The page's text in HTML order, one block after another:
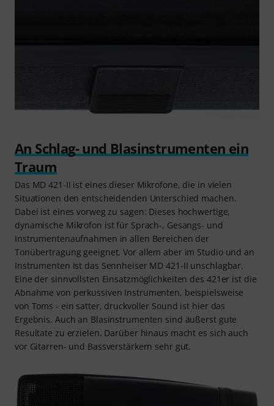
An Schlag- und Blasinstrumenten ein
Traum
Das MD 421-II ist eines dieser Mikrofone, die in vielen
Situationen den entscheidenden Unterschied machen.
Dabei ist eines vorweg zu sagen: Dieses hochwertige,
dynamische Mikrofon ist für Sprach-, Gesangs- und
Instrumentenaufnahmen in allen Bereichen der
Tonübertragung geeignet. Vor allem aber im Studio und an
Instrumenten ist das Sennheiser MD 421-II unschlagbar.
Eine der sinnvollsten Einsatzmöglichkeiten des 421er ist die
Abnahme von perkussiven Instrumenten, beispielsweise
von Toms - ein satter, druckvoller Sound ist hier das
Ergebnis. Auch an Blasinstrumenten sind äußerst gute
Resultate zu erzielen. Darüber hinaus macht es sich auch
vor Gitarren- und Bassverstärkern sehr gut.